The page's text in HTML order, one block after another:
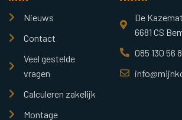
Nieuws
Contact
Veel gestelde
vragen
Calculeren zakelijk
Montage
De
6681 CS
085 130 56